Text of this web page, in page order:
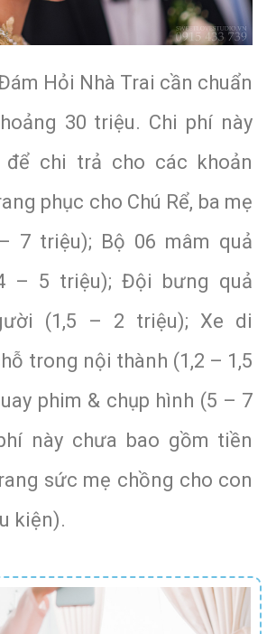
Hỏi Nhà Trai cần chuẩn
30 triệu. Chi phí này
để chi trả cho các khoản
phục cho Chú Rể, ba mẹ
7 triệu); Bộ 06 mâm quả
– 5 triệu); Đội bưng quả
(1,5 – 2 triệu); Xe di
trong nội thành (1,2 – 1,5
phim & chụp hình (5 – 7
này chưa bao gồm tiền
sức mẹ chồng cho con
kiện).